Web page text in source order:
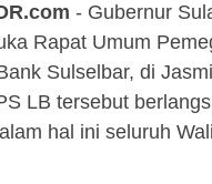
- Gubernur
Rapat Umum
Sulselbar, di
LB tersebut
hal ini seluruh